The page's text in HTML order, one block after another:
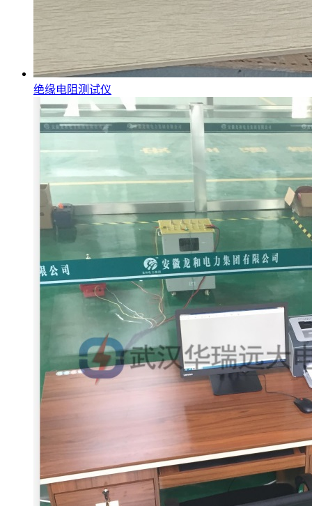
绝缘电阻测试仪